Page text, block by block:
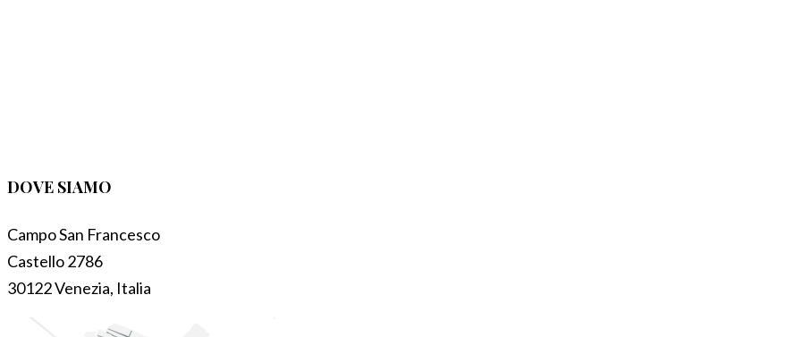
DOVE SIAMO
Campo San Francesco
Castello 2786
30122 Venezia, Italia